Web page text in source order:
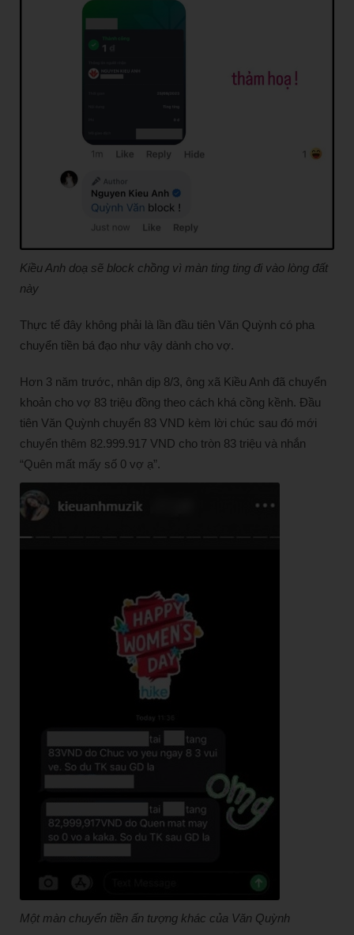
Kiều Anh doạ sẽ block chồng vì màn ting ting đi vào lòng đất
này
Thực tế đây không phải là lần đầu tiên Văn Quỳnh có pha
chuyển tiền bá đạo như vậy dành cho vợ.
Hơn 3 năm trước, nhân dịp 8/3, ông xã Kiều Anh đã chuyển
khoản cho vợ 83 triệu đồng theo cách khá cồng kềnh. Đầu
tiên Văn Quỳnh chuyển 83 VND kèm lời chúc sau đó mới
chuyển thêm 82.999.917 VND cho tròn 83 triệu và nhắn
“Quên mất mấy số 0 vợ ạ”.
Một màn chuyển tiền ấn tượng khác của Văn Quỳnh